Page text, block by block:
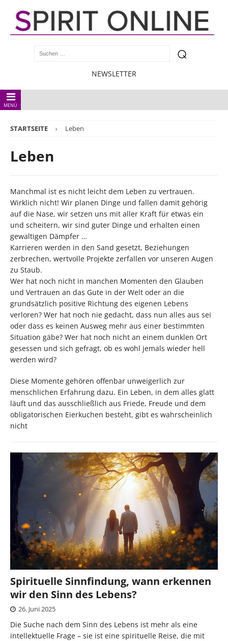
NEWSLETTER
MENÜ
STARTSEITE Leben
Leben
Manchmal ist es nicht leicht dem Leben zu vertrauen.
Wirklich nicht! Wir planen Dinge und fallen damit gehörig
auf die Nase, wir setzen uns mit aller Kraft für etwas ein
und scheitern, wir sind guter Dinge und erhalten einen
gewaltigen Dämpfer …
Karrieren werden in den Sand gesetzt, Beziehungen
zerbrechen, wertvolle Projekte zerfallen vor unseren Augen
zu Staub.
Wer hat noch nicht in manchen Momenten den Glauben
und Vertrauen an das Gute in der Welt oder an die
grundsätzlich positive Richtung des eigenen Lebens
verloren? Wer hat noch nie gedacht, dass nun alles aus sei
oder dass es keinen Ausweg mehr aus einer bestimmten
Situation gäbe? Wer hat noch nicht an einem dunklen Ort
gesessen und sich gefragt, ob es wohl jemals wieder hell
werden wird?
Diese Momente gehören offenbar unweigerlich zur
menschlichen Erfahrung dazu. Ein Leben, in dem alles glatt
läuft und das ausschließlich aus Friede, Freude und dem
obligatorischen Eierkuchen besteht, gibt es wahrscheinlich
nicht
Spirituelle Sinnfindung, wann erkennen
wir den Sinn des Lebens?
26. Juni 2025
Die Suche nach dem Sinn des Lebens ist mehr als eine
intellektuelle Frage – sie ist eine spirituelle Reise, die mit